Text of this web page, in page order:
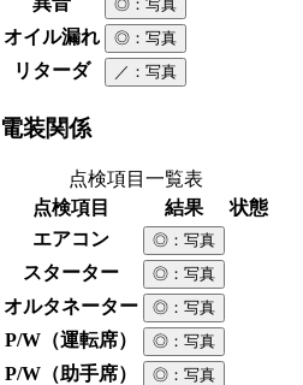
◎ ：写真
オイル漏れ ◎ ：写真
リターダ ／ ：写真
電装関係
点検項目一覧表
点検項目
結果
状態
エアコン
◎ ：写真
スターター ◎ ：写真
オルタネーター ◎ ：写真
P/W（運転席） ◎ ：写真
P/W（助手席） ◎ ：写真